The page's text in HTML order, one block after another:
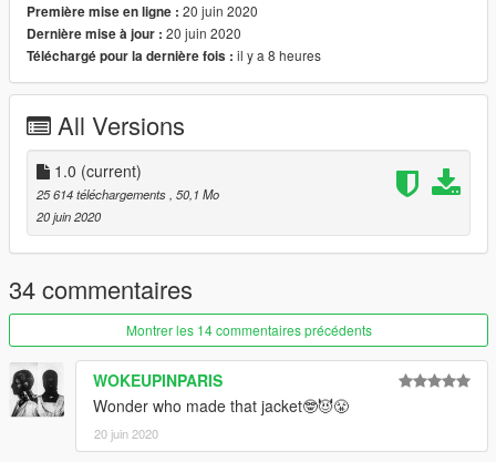
Metallic Purple
Metallic Red
Metallic Green
Fire Red
More colorways will be added later
Première mise en ligne : 20 juin 2020
Dernière mise à jour : 20 juin 2020
Téléchargé pour la dernière fois : il y a 8 heures
All Versions
1.0 (current)
25 614 téléchargements , 50,1 Mo
20 juin 2020
34 commentaires
Montrer les 14 commentaires précédents
WOKEUPINPARIS
Wonder who made that jacket🤓😈😤
20 juin 2020